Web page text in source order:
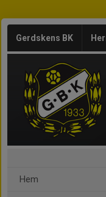
Gerdskens BK
Hem